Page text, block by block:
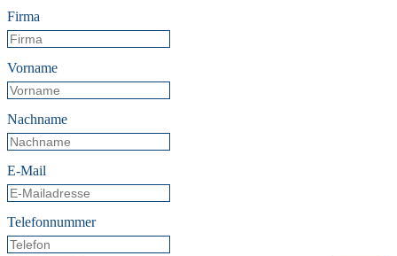
Firma
Vorname
Nachname
E-Mail
Telefonnummer